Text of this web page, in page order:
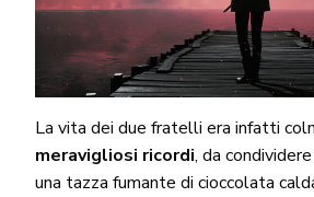
La vita dei due fratelli era infatti
meravigliosi ricordi, da
una tazza fumante di cioccolata